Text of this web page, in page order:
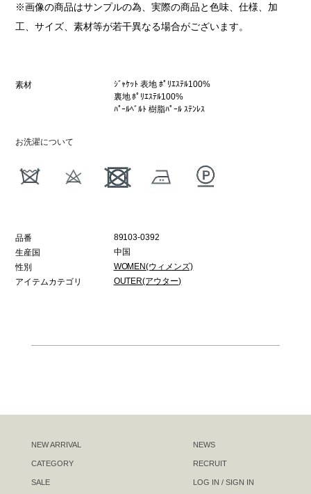
※画像の商品はサンプルの為、実際の商品と色味、仕様、加
工、サイズ、素材等が若干異なる場合がございます。
素材
ｼﾞｬｹｯﾄ 表地 ﾎﾟﾘｴｽﾃﾙ100%
裏地 ﾎﾟﾘｴｽﾃﾙ100%
ﾊﾟｰﾙﾍﾞﾙﾄ 樹脂ﾊﾟｰﾙ ｽﾃﾝﾚｽ
お洗濯について
品番
89103-0392
生産国
中国
性別
WOMEN(ウィメンズ)
アイテムカテゴリ
OUTER(アウター)
NEW ARRIVAL
CATEGORY
SALE
NEWS
RECRUIT
LOG IN / SIGN IN